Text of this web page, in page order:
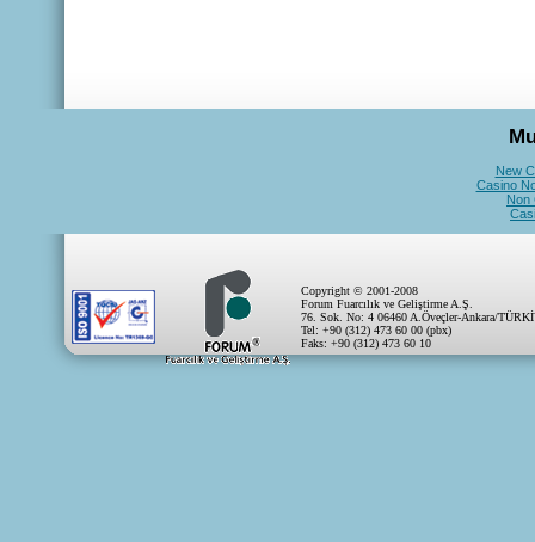
New
Casino
Non
Copyright © 2001-2008
Forum Fuarcılık ve Geliştirme A.Ş.
76. Sok. No: 4 06460 A.Öveçler-Ankara/
Tel: +90 (312) 473 60 00 (pbx)
Faks: +90 (312) 473 60 10